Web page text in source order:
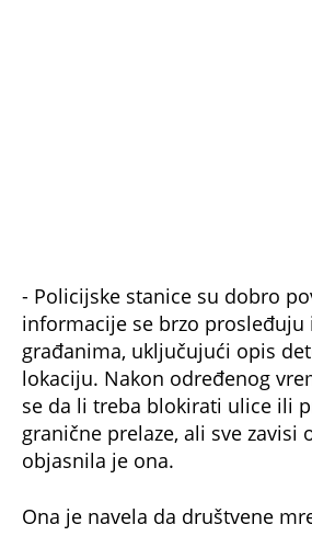
- Policijske stanice su dobro
informacije se brzo prosleđuju
građanima, uključujući opis
lokaciju. Nakon određenog
se da li treba blokirati ulice ili
granične prelaze, ali sve zavisi
objasnila je ona.
Ona je navela da društvene